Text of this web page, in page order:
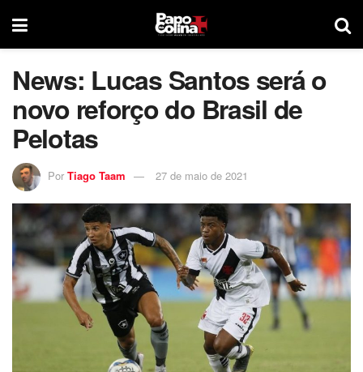
News: Lucas Santos será o
novo reforço do Brasil de
Pelotas
Por Tiago Taam 27 de maio de 2021